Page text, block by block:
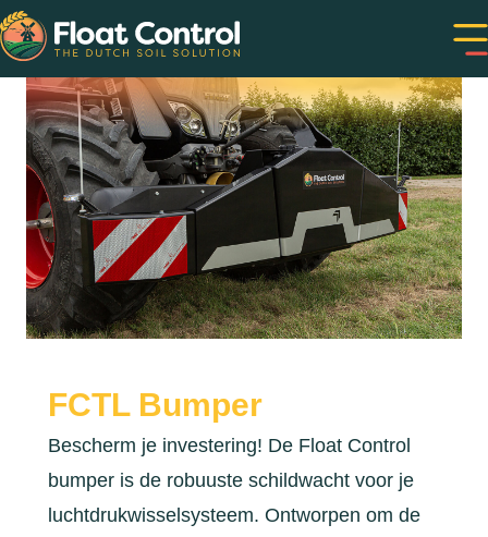
FCTL Bumper
Bescherm je investering! De Float Control
bumper is de robuuste schildwacht voor je
luchtdrukwisselsysteem. Ontworpen om de